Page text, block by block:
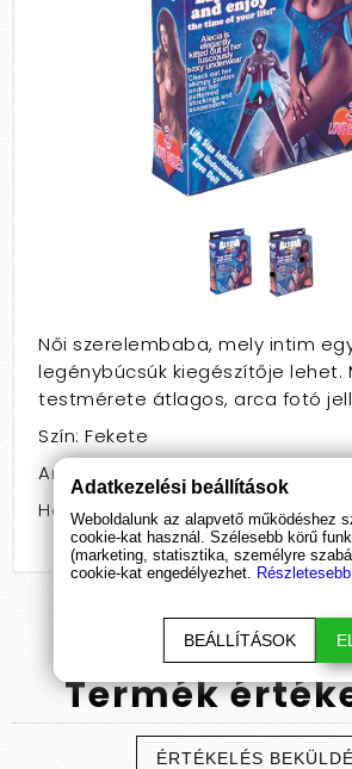
Női szerelembaba, mely intim
legénybúcsúk kiegészítője lehet.
testmérete átlagos, arca fotó
Szín: Fekete
Anyag: PVC
Hossz: 101 - 160
Termék
ÉRTÉKELÉS
Adatkezelési beállítások
Weboldalunk az alapvető működéshez
cookie-kat használ. Szélesebb körű
(marketing, statisztika, személyre
cookie-kat engedélyezhet.
BEÁLLÍTÁSOK